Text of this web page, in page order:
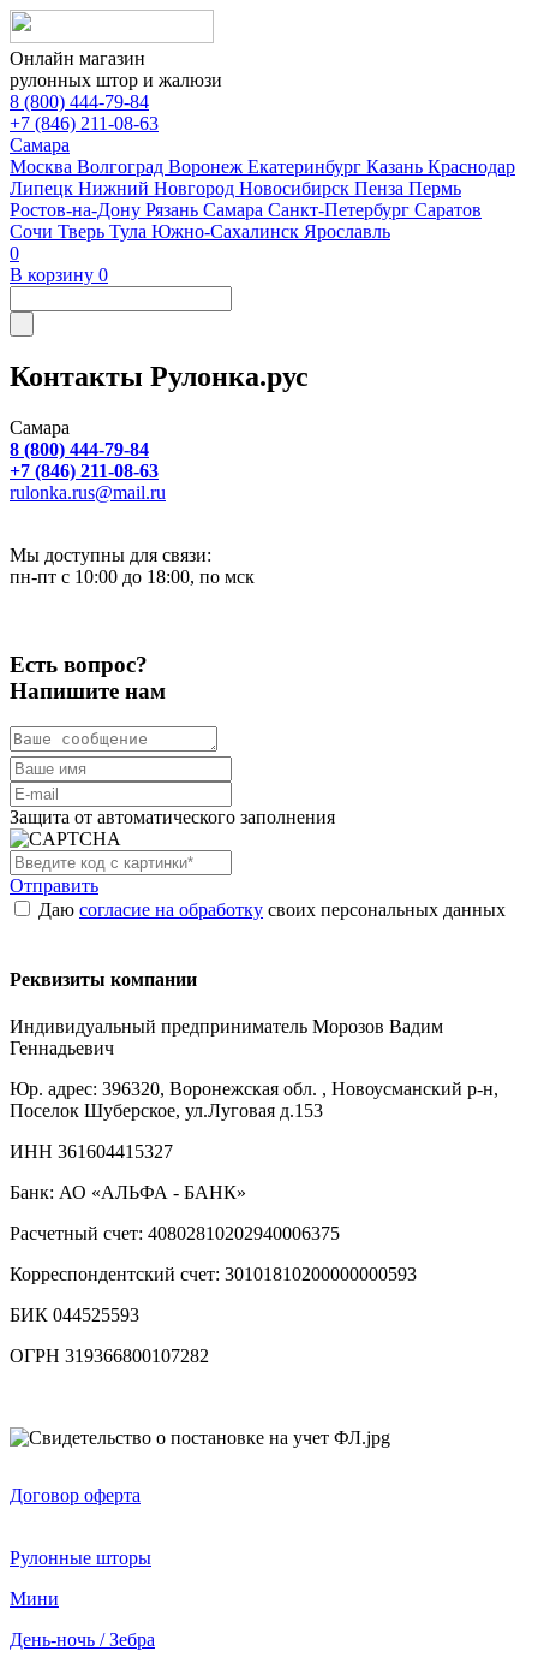
Онлайн магазин
рулонных штор и жалюзи
8 (800) 444-79-84
+7 (846) 211-08-63
Самара
Москва Волгоград Воронеж Екатеринбург Казань Краснодар
Липецк Нижний Новгород Новосибирск Пенза Пермь
Ростов-на-Дону Рязань Самара Санкт-Петербург Саратов
Сочи Тверь Тула Южно-Сахалинск Ярославль
0
В корзину 0
Контакты Рулонка.рус
Самара
8 (800) 444-79-84
+7 (846) 211-08-63
rulonka.rus@mail.ru
Мы доступны для связи:
пн-пт с 10:00 до 18:00, по мск
Есть вопрос?
Напишите нам
Защита от автоматического заполнения
Отправить
Даю согласие на обработку своих персональных данных
Реквизиты компании
Индивидуальный предприниматель Морозов Вадим
Геннадьевич
Юр. адрес: 396320, Воронежская обл. , Новоусманский р-н,
Поселок Шуберское, ул.Луговая д.153
ИНН 361604415327
Банк: АО «АЛЬФА - БАНК»
Расчетный счет: 40802810202940006375
Корреспондентский счет: 30101810200000000593
БИК 044525593
ОГРН 319366800107282
Договор оферта
Рулонные шторы
Мини
День-ночь / Зебра